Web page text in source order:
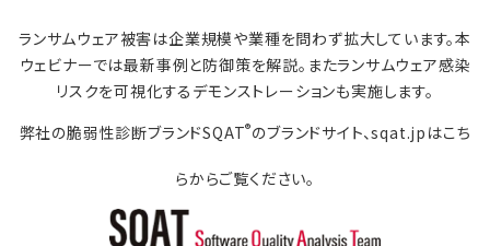
ランサムウェア被害は企業規模や業種を問わず拡大しています。本
ウェビナーでは最新事例と防御策を解説。またランサムウェア感染
リスクを可視化するデモンストレーションも実施します。
弊社の脆弱性診断ブランドSQAT®のブランドサイト、sqat.jpはこち
らからご覧ください。